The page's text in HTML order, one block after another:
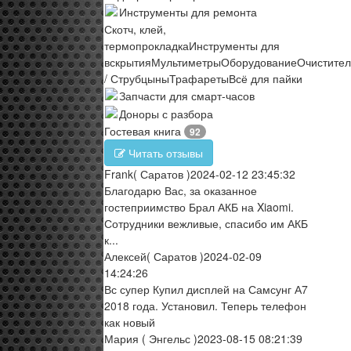
Инструменты для ремонта
Скотч, клей,
термопрокладкаИнструменты для
вскрытияМультиметрыОборудование
/ СтрубцыныТрафаретыВсё для пайки
Запчасти для смарт-часов
Доноры с разбора
Гостевая книга
92
Читать отзывы
Frank( Саратов )2024-02-12 23:45:32
Благодарю Вас, за оказанное
гостеприимство Брал АКБ на Xiaomi.
Сотрудники вежливые, спасибо им АКБ
к...
Алексей( Саратов )2024-02-09
14:24:26
Вс супер Купил дисплей на Самсунг А7
2018 года. Установил. Теперь телефон
как новый
Мария ( Энгельс )2023-08-15 08:21:39